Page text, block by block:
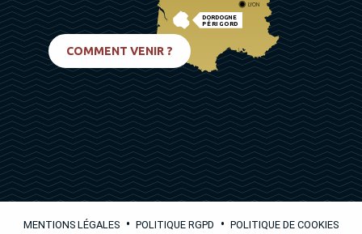
DORDOGNE
PÉRIGORD
LYON
COMMENT VENIR ?
MENTIONS LÉGALES • POLITIQUE RGPD • POLITIQUE DE COOKIES